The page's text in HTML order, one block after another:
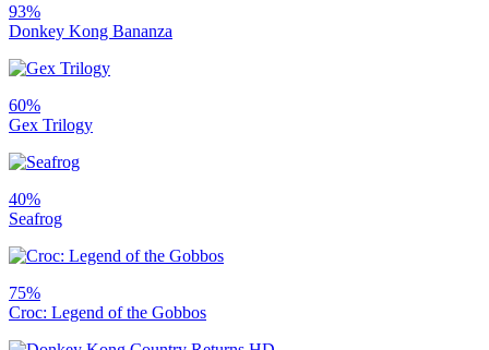
93%
Donkey Kong Bananza
60%
Gex Trilogy
40%
Seafrog
75%
Croc: Legend of the Gobbos